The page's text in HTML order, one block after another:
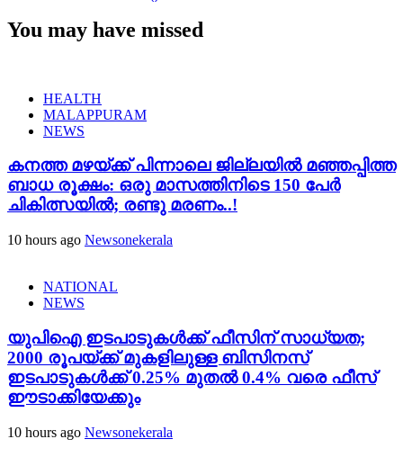
You may have missed
HEALTH
MALAPPURAM
NEWS
കനത്ത മഴയ്‌ക്ക് പിന്നാലെ ജില്ലയിൽ മഞ്ഞപ്പിത്ത
ബാധ രൂക്ഷം: ഒരു മാസത്തിനിടെ 150 പേർ
ചികിത്സയിൽ; രണ്ടു മരണം..!
10 hours ago Newsonekerala
NATIONAL
NEWS
യുപിഐ ഇടപാടുകൾക്ക് ഫീസിന് സാധ്യത;
2000 രൂപയ്ക്ക് മുകളിലുള്ള ബിസിനസ്
ഇടപാടുകൾക്ക് 0.25% മുതൽ 0.4% വരെ ഫീസ്
ഈടാക്കിയേക്കും
10 hours ago Newsonekerala